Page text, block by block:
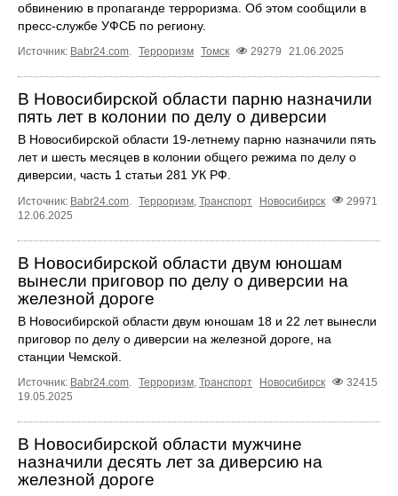
обвинению в пропаганде терроризма. Об этом сообщили в
пресс-службе УФСБ по региону.
Источник: Babr24.com. Терроризм Томск 29279 21.06.2025
В Новосибирской области парню назначили
пять лет в колонии по делу о диверсии
В Новосибирской области 19-летнему парню назначили пять
лет и шесть месяцев в колонии общего режима по делу о
диверсии, часть 1 статьи 281 УК РФ.
Источник: Babr24.com Терроризм Транспорт Новосибирск
29971
12.06.2025
В Новосибирской области двум юношам
вынесли приговор по делу о диверсии на
железной дороге
В Новосибирской области двум юношам 18 и 22 лет вынесли
приговор по делу о диверсии на железной дороге, на
станции Чемской.
Источник: Babr24.com Терроризм Транспорт Новосибирск
32415
19.05.2025
В Новосибирской области мужчине
назначили десять лет за диверсию на
железной дороге